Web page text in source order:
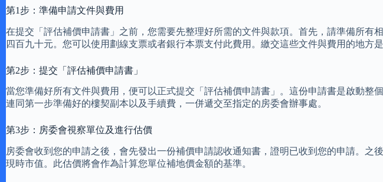
第1步：準備申請文件與費用
在提交「評估補價申請書」之前，您需要先整理好所需的文件與款項。首先，請準備所
四百九十元。您可以使用劃線支票或者銀行本票支付此費用。繳交這些文件與費用的地方
第2步：提交「評估補價申請書」
當您準備好所有文件與費用，便可以正式提交「評估補價申請書」。這份申請書是啟動整
連同第一步準備好的樓契副本以及手續費，一併遞交至指定的房委會辦事處。
第3步：房委會視察單位及進行估價
房委會收到您的申請之後，會先發出一份補價申請認收通知書，證明已收到您的申請。
現時市值。此估價將會作為計算您單位補地價金額的基準。